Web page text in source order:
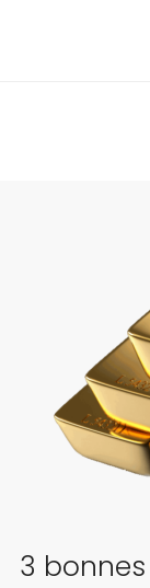
3